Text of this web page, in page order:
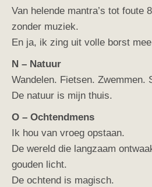
Van helende mantra’s tot foute
zonder muziek.
En ja, ik zing uit volle borst
N – Natuur
Wandelen. Fietsen. Zwemmen.
De natuur is mijn thuis.
O – Ochtendmens
Ik hou van vroeg opstaan.
De wereld die langzaam
gouden licht.
De ochtend is magisch.